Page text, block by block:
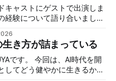
キャストにゲストで出演しま
経験について語り合いまし
掲載します。お楽しみくだ
からInkdropまで
生き方が詰まっている
です。 今回は、AI時代を開
してどう健やかに生きるか、